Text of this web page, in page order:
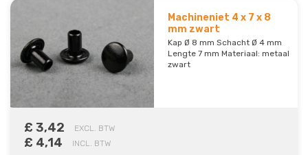
Machineniet 4 x 7 x 8
mm zwart
Kap Ø 8 mm Schacht Ø 4 mm
Lengte 7 mm Materiaal: metaal
zwart
£ 3,42 EXCL. BTW
£ 4,14 INCL. BTW